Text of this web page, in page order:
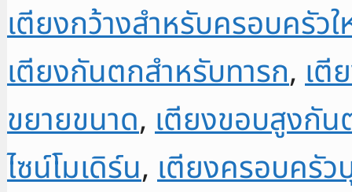
bed
child
panel,
feet
เตียงกว้างสำหรับครอบครัว
เตียงกันตกสำหรับทารก, เตี
ขยายขนาด, เตียงขอบสูงกั
ไซน์โมเดิร์น, เตียงครอบครัว